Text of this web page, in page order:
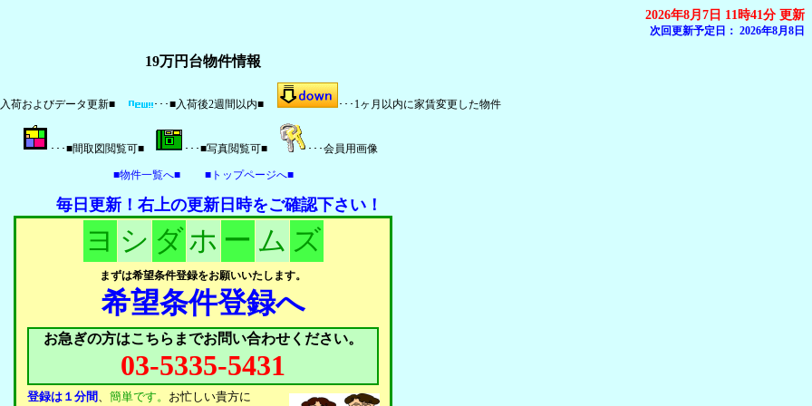
2026年8月7日 11時41分 更新
次回更新予定日： 2026年8月8日
19万円台物件情報
入荷およびデータ更新■ ･･･■入荷後2週間以内■ ･･･1ヶ月以内に家賃変更した物件
･･･■間取図閲覧可■ ･･･■写真閲覧可■ ･･･会員用画像
■物件一覧へ■ ■トップページへ■
毎日更新！右上の更新日時をご確認下さい！
ヨ シ ダホ ー ム ズ
まずは希望条件登録をお願いいたします。
希望条件登録へ
お急ぎの方はこちらまでお問い合わせください。
03-5335-5431
登録は１分間 、 簡単です。 お忙しい貴方に